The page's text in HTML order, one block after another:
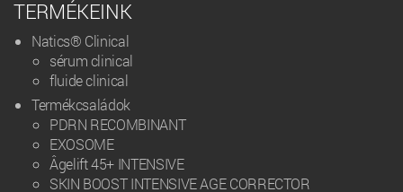
TERMÉKEINK
Natics® Clinical
sérum clinical
fluide clinical
Termékcsaládok
PDRN RECOMBINANT
EXOSOME
Âgelift 45+ INTENSIVE
SKIN BOOST INTENSIVE AGE CORRECTOR